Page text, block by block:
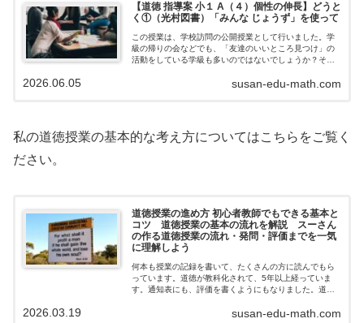
【道徳 指導案 小１ A（４）個性の伸長】どうと
く①（光村図書）「みんな じょうず」を使って
この授業は、学校訪問の公開授業として行いました。学
級の帰りの会などでも、「友達のいいところ見つけ」の
活動をしている学級も多いのではないでしょうか？そこ
をしました。主題名じぶん、みんなのいいと…
susan-edu-math.com
2026.06.05
私の道徳授業の基本的な考え方についてはこちらをご覧く
ださい。
道徳授業の進め方 初心者教師でもできる基本と
コツ 道徳授業の基本の流れを解説 スーさん
の作る道徳授業の流れ・発問・評価までを一気
に理解しよう
何本も授業の記録を書いて、たくさんの方に読んでもら
っています。道徳が教科化されて、5年以上経っていま
す。通知表にも、評価を書くようにもなりました。道徳
分、いろんな答えが出てきて感じています。…
susan-edu-math.com
2026.03.19